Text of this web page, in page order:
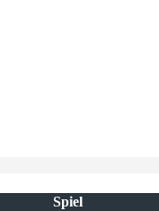
Spiel